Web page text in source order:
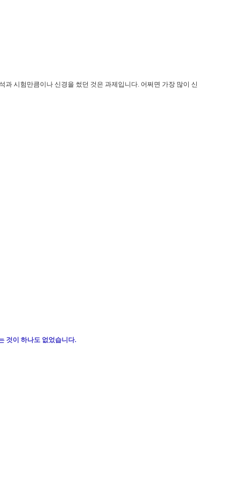
과 시험만큼이나 신경을 썼던 것은 과제입니다. 어쩌면 가장 많이 신
것이 하나도 없었습니다.